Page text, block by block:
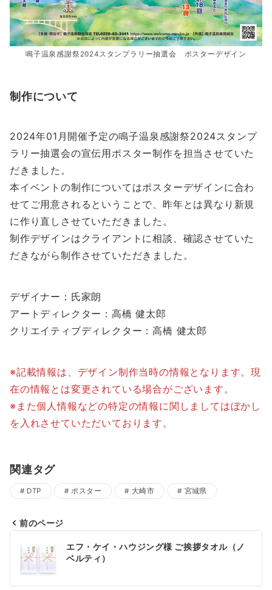
鳴子温泉感謝祭2024スタンプラリー抽選会 ポスターデザイン
制作について
2024年01月開催予定の鳴子温泉感謝祭2024スタンプ
ラリー抽選会の宣伝用ポスター制作を担当させていた
だきました。
本イベントの制作についてはポスターデザインに合わ
せてご用意されるということで、昨年とは異なり新規
に作り直しさせていただきました。
制作デザインはクライアントに相談、確認させていた
だきながら制作させていただきました。
デザイナー：氏家朗
アートディレクター：高橋 健太郎
クリエイティブディレクター：高橋 健太郎
※記載情報は、デザイン制作当時の情報となります。現
在の情報とは変更されている場合がございます。
※また個人情報などの特定の情報に関しましてはぼかし
を入れさせていただいております。
関連タグ
DTP ポスター 大崎市 宮城県
稿
前のページ
エフ・ケイ・ハウジング様 ご挨拶タオル（ノ
ベルティ）